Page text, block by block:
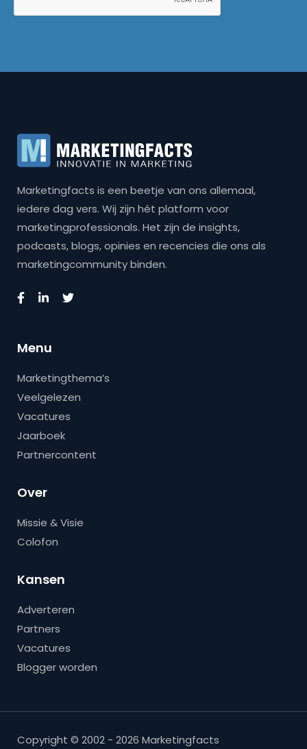
Marketingfacts is een beetje van ons allemaal,
iedere dag vers. Wij zijn hét platform voor
marketingprofessionals. Het zijn de insights,
podcasts, blogs, opinies en recencies die ons als
marketingcommunity binden.
Menu
Marketingthema’s
Veelgelezen
Vacatures
Jaarboek
Partnercontent
Over
Missie & Visie
Colofon
Kansen
Adverteren
Partners
Vacatures
Blogger worden
Copyright © 2002 - 2026 Marketingfacts